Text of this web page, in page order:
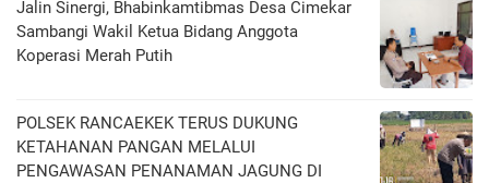
Jalin Sinergi, Bhabinkamtibmas Desa Cimekar
Sambangi Wakil Ketua Bidang Anggota
Koperasi Merah Putih
POLSEK RANCAEKEK TERUS DUKUNG
KETAHANAN PANGAN MELALUI
PENGAWASAN PENANAMAN JAGUNG DI